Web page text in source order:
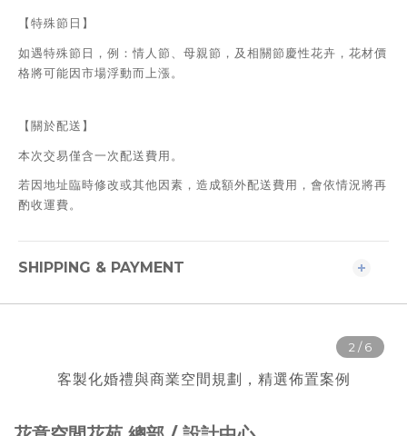
【特殊節日】
如遇特殊節日，例：情人節、母親節，及相關節慶性花卉，花材價
格將可能因市場浮動而上漲。
【關於配送】
本次交易僅含一次配送費用。
若因地址臨時修改或其他因素，造成額外配送費用，會依情況將再
酌收運費。
SHIPPING & PAYMENT
客製化婚禮與商業空間規劃，精選佈置案例